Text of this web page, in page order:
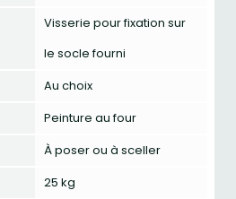
Visserie pour fixation sur
le socle fourni
Au choix
Peinture au four
À poser ou à sceller
25 kg